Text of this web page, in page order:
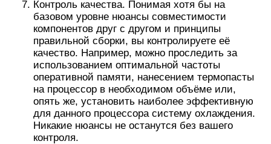
Контроль качества. Понимая хотя бы на
базовом уровне нюансы совместимости
компонентов друг с другом и принципы
правильной сборки, вы контролируете её
качество. Например, можно проследить за
использованием оптимальной частоты
оперативной памяти, нанесением термопасты
на процессор в необходимом объёме или,
опять же, установить наиболее эффективную
для данного процессора систему охлаждения.
Никакие нюансы не останутся без вашего
контроля.